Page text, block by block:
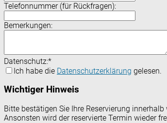
Telefonnummer (für Rückfragen):
Bemerkungen:
Datenschutz:*
Ich habe die Datenschutzerklärung gelesen.
Wichtiger Hinweis
Bitte bestätigen Sie Ihre Reservierung
Ansonsten wird der reservierte Termin wieder